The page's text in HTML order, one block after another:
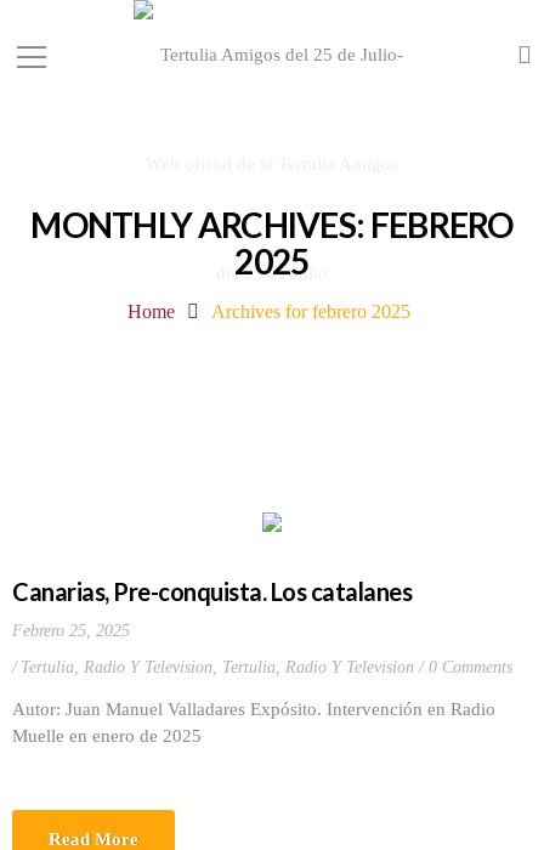
MONTHLY ARCHIVES: FEBRERO
2025
Home Archives for febrero 2025
Canarias, Pre-conquista. Los catalanes
Febrero 25, 2025
Tertulia, Radio Y Television, Tertulia, Radio Y Television 0 Comments
Autor: Juan Manuel Valladares Expósito. Intervención en Radio
Muelle en enero de 2025
Read More